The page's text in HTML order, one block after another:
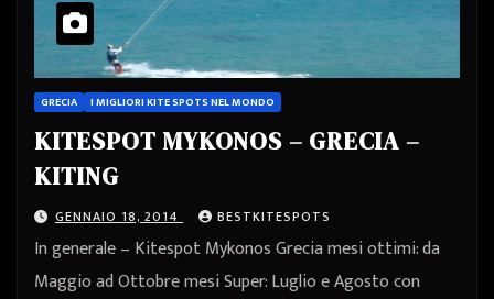
GRECIA I MIGLIORI KITE SPOTS NEL MONDO
KITESPOT MYKONOS – GRECIA –
KITING
GENNAIO 18, 2014 BESTKITESPOTS
In generale – Kitespot Mykonos Grecia mesi ottimi: da
Maggio ad Ottobre mesi Super: Luglio e Agosto con